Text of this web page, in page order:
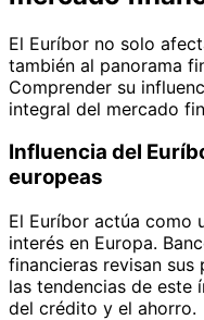
El Euríbor no solo
también al panorama
Comprender su
integral del mercado
Influencia del
europeas
El Euríbor actúa como
interés en Europa.
financieras revisan
las tendencias de este
del crédito y el ahorro.